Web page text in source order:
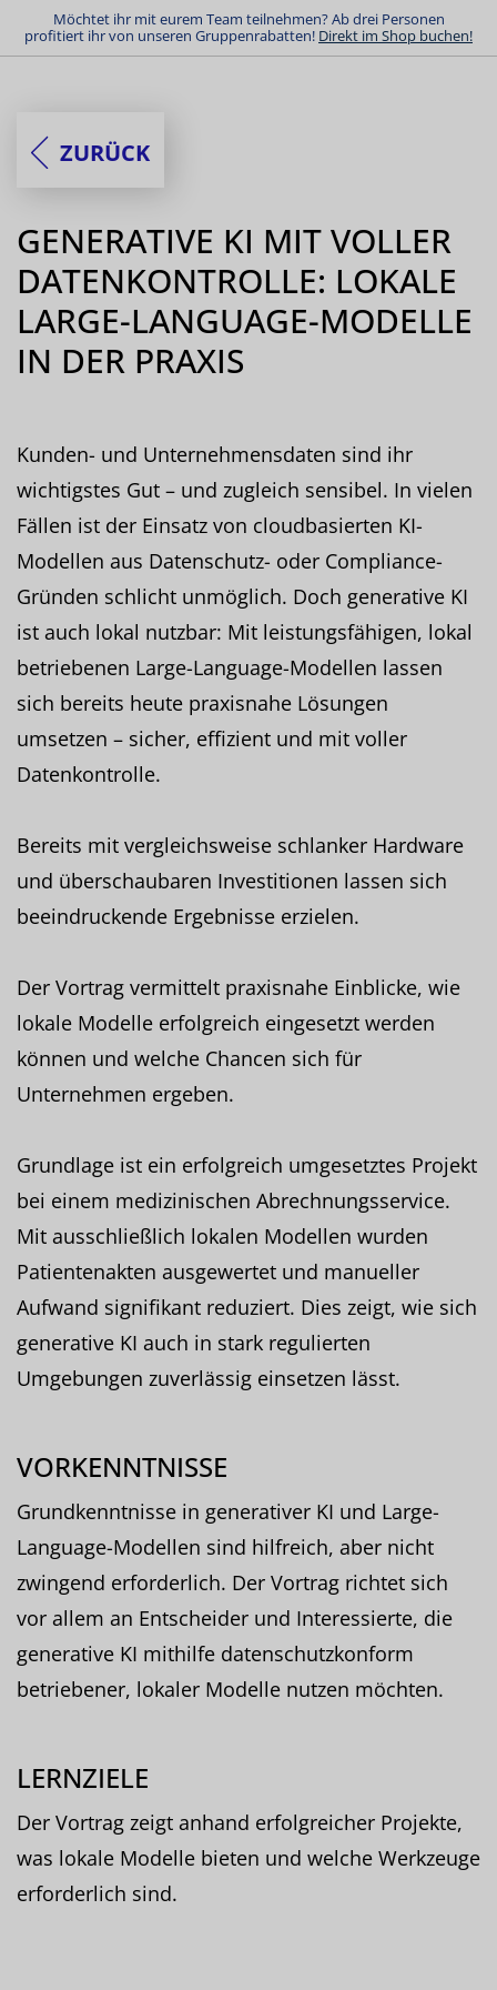
Möchtet ihr mit eurem Team teilnehmen? Ab drei Personen
profitiert ihr von unseren Gruppenrabatten! Direkt im Shop buchen!
ZURÜCK
GENERATIVE KI MIT VOLLER
DATENKONTROLLE: LOKALE
LARGE-LANGUAGE-MODELLE
IN DER PRAXIS
Kunden- und Unternehmensdaten sind ihr
wichtigstes Gut – und zugleich sensibel. In vielen
Fällen ist der Einsatz von cloudbasierten KI-
Modellen aus Datenschutz- oder Compliance-
Gründen schlicht unmöglich. Doch generative KI
ist auch lokal nutzbar: Mit leistungsfähigen, lokal
betriebenen Large-Language-Modellen lassen
sich bereits heute praxisnahe Lösungen
umsetzen – sicher, effizient und mit voller
Datenkontrolle.
Bereits mit vergleichsweise schlanker Hardware
und überschaubaren Investitionen lassen sich
beeindruckende Ergebnisse erzielen.
Der Vortrag vermittelt praxisnahe Einblicke, wie
lokale Modelle erfolgreich eingesetzt werden
können und welche Chancen sich für
Unternehmen ergeben.
Grundlage ist ein erfolgreich umgesetztes Projekt
bei einem medizinischen Abrechnungsservice.
Mit ausschließlich lokalen Modellen wurden
Patientenakten ausgewertet und manueller
Aufwand signifikant reduziert. Dies zeigt, wie sich
generative KI auch in stark regulierten
Umgebungen zuverlässig einsetzen lässt.
VORKENNTNISSE
Grundkenntnisse in generativer KI und Large-
Language-Modellen sind hilfreich, aber nicht
zwingend erforderlich. Der Vortrag richtet sich
vor allem an Entscheider und Interessierte, die
generative KI mithilfe datenschutzkonform
betriebener, lokaler Modelle nutzen möchten.
LERNZIELE
Der Vortrag zeigt anhand erfolgreicher Projekte,
was lokale Modelle bieten und welche Werkzeuge
erforderlich sind.